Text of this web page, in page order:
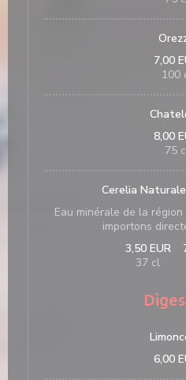
7,00
100
8,00
75
Cerelia
Eau minérale de la
importons
3,50 EUR
37 cl
6,00